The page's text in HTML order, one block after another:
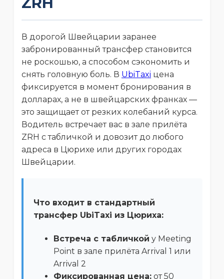
В дорогой Швейцарии заранее
забронированный трансфер становится
не роскошью, а способом сэкономить и
снять головную боль. В UbiTaxi цена
фиксируется в момент бронирования в
долларах, а не в швейцарских франках —
это защищает от резких колебаний курса.
Водитель встречает вас в зале прилёта
ZRH с табличкой и довозит до любого
адреса в Цюрихе или других городах
Швейцарии.
Что входит в стандартный
трансфер UbiTaxi из Цюриха:
Встреча с табличкой у Meeting
Point в зале прилёта Arrival 1 или
Arrival 2
Фиксированная цена: от 50